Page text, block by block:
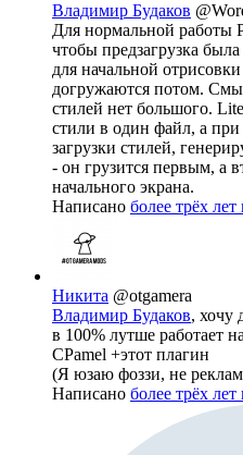
Владимир Будаков
Для нормальной работы
чтобы предзагрузка
для начальной
догружаются потом.
стилей нет большого.
стили в один файл, а
загрузки стилей,
- он грузится первым, а
начального экрана.
Написано более трёх лет
Никита @otgamera
Владимир Будаков, хочу
в 100% лутше работает
CPamel +этот плагин
(Я юзаю фоззи, не
Написано более трёх лет